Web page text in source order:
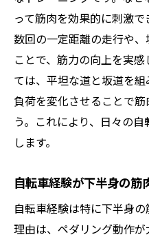
って筋肉を効果的に刺激
数回の一定距離の走行や
ことで、筋力の向上を実
ては、平坦な道と坂道を組
負荷を変化させることで
う。これにより、日々の
します。
自転車経験が下半身の筋
自転車経験は特に下半身
理由は、ペダリング動作